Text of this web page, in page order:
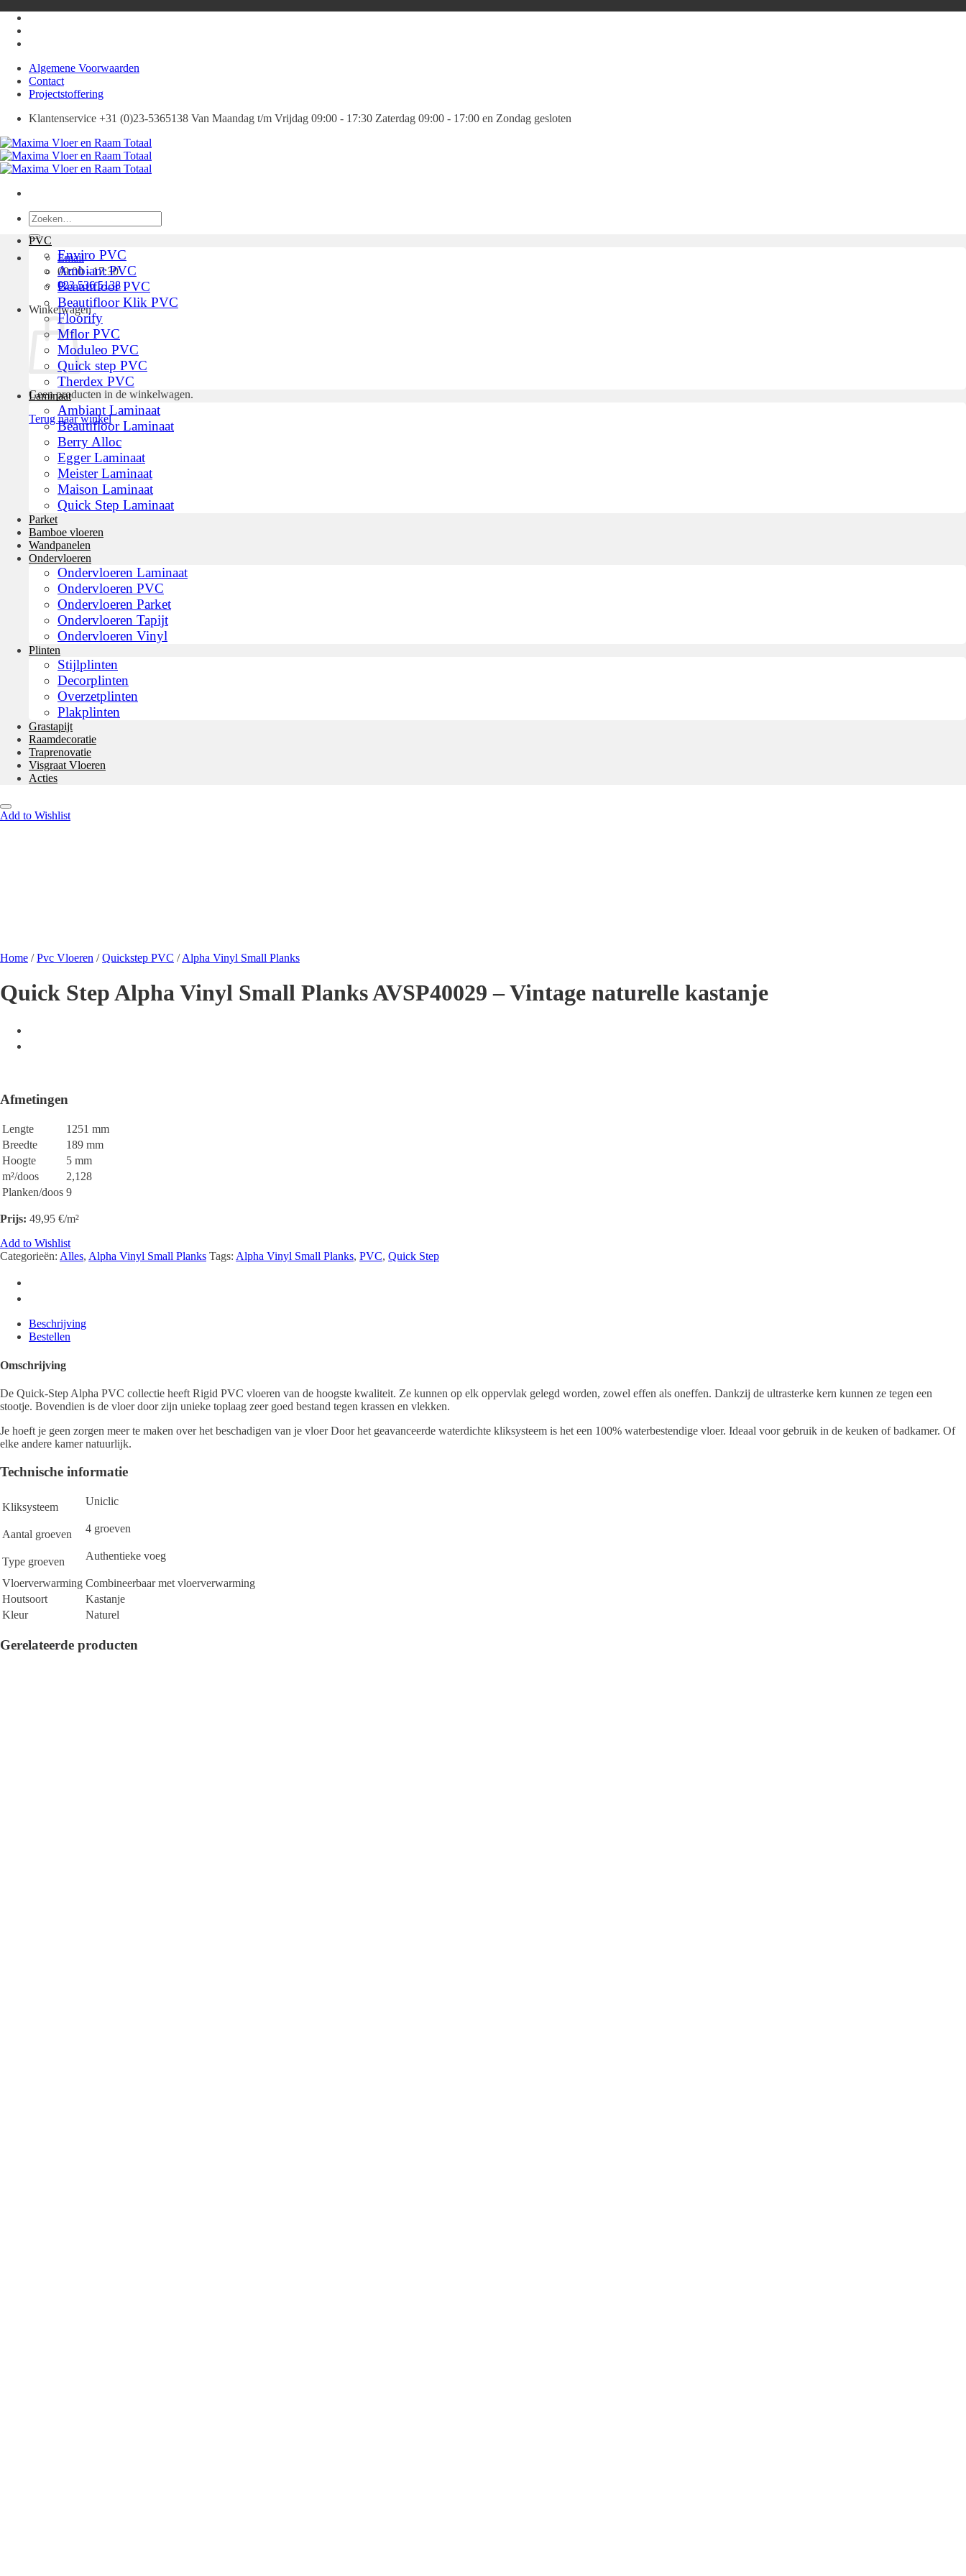
naar
inhoud
Algemene Voorwaarden
Contact
Projectstoffering
Klantenservice +31 (0)23-5365138 Van Maandag t/m Vrijdag 09:00 - 17:30 Zaterdag 09:00 - 17:00 en Zondag gesloten
Zoeken
naar:
Email
09:00 - 17:30
023 536 5138
Winkelwagen
Geen producten in de winkelwagen.
Terug naar winkel
PVC
Enviro PVC
Ambiant PVC
Beautifloor PVC
Beautifloor Klik PVC
Floorify
Mflor PVC
Moduleo PVC
Quick step PVC
Therdex PVC
Laminaat
Ambiant Laminaat
Beautifloor Laminaat
Berry Alloc
Egger Laminaat
Meister Laminaat
Maison Laminaat
Quick Step Laminaat
Parket
Bamboe vloeren
Wandpanelen
Ondervloeren
Ondervloeren Laminaat
Ondervloeren PVC
Ondervloeren Parket
Ondervloeren Tapijt
Ondervloeren Vinyl
Plinten
Stijlplinten
Decorplinten
Overzetplinten
Plakplinten
Grastapijt
Raamdecoratie
Traprenovatie
Visgraat Vloeren
Acties
Add to Wishlist
Home / Pvc Vloeren / Quickstep PVC / Alpha Vinyl Small Planks
Quick Step Alpha Vinyl Small Planks AVSP40029 – Vintage naturelle kastanje
Afmetingen
Lengte
1251 mm
Breedte
189 mm
Hoogte
5 mm
m²/doos
2,128
Planken/doos 9
Prijs: 49,95 €/m²
Add to Wishlist
Categorieën: Alles, Alpha Vinyl Small Planks Tags: Alpha Vinyl Small Planks, PVC, Quick Step
Beschrijving
Bestellen
Omschrijving
De Quick-Step Alpha PVC collectie heeft Rigid PVC vloeren van de hoogste kwaliteit. Ze kunnen op elk oppervlak gelegd worden, zowel effen als oneffen. Dankzij de ultrasterke kern kunnen ze tegen een
stootje. Bovendien is de vloer door zijn unieke toplaag zeer goed bestand tegen krassen en vlekken.
Je hoeft je geen zorgen meer te maken over het beschadigen van je vloer Door het geavanceerde waterdichte kliksysteem is het een 100% waterbestendige vloer. Ideaal voor gebruik in de keuken of badkamer. Of
elke andere kamer natuurlijk.
Technische informatie
Kliksysteem Uniclic
Aantal groeven 4 groeven
Type groeven Authentieke voeg
Vloerverwarming Combineerbaar met vloerverwarming
Houtsoort
Kastanje
Kleur
Naturel
Gerelateerde producten